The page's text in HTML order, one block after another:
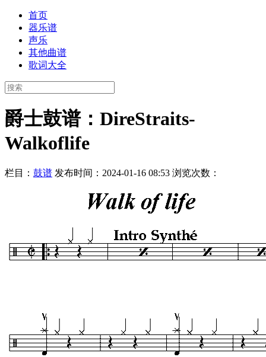
首页
器乐谱
声乐
其他曲谱
歌词大全
爵士鼓谱：DireStraits-
Walkoflife
栏目： 鼓谱 发布时间：2024-01-16 08:53 浏览次数：